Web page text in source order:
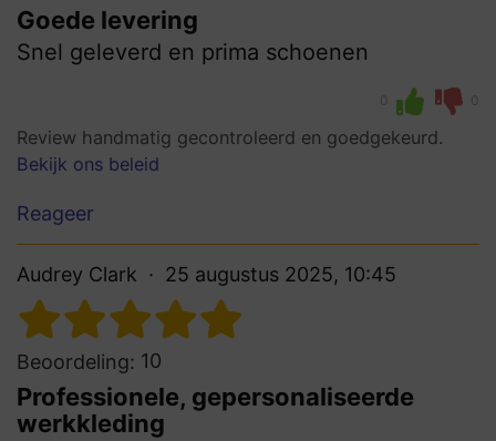
Goede levering
Snel geleverd en prima schoenen
0 0
Review handmatig gecontroleerd en goedgekeurd.
Bekijk ons beleid
Reageer
Audrey Clark 25 augustus 2025, 10:45
Beoordeling: 10
Professionele, gepersonaliseerde
werkkleding